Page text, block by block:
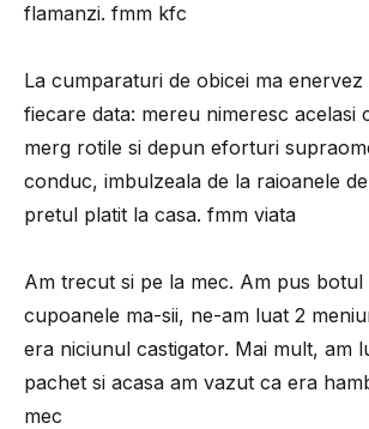
flamanzi. fmm kfc
La cumparaturi de obicei ma enervez
fiecare data: mereu nimeresc acelasi
merg rotile si depun eforturi
conduc, imbulzeala de la raioanele
pretul platit la casa. fmm viata
Am trecut si pe la mec. Am pus
cupoanele ma-sii, ne-am luat 2
era niciunul castigator. Mai mult, am
pachet si acasa am vazut ca era
mec